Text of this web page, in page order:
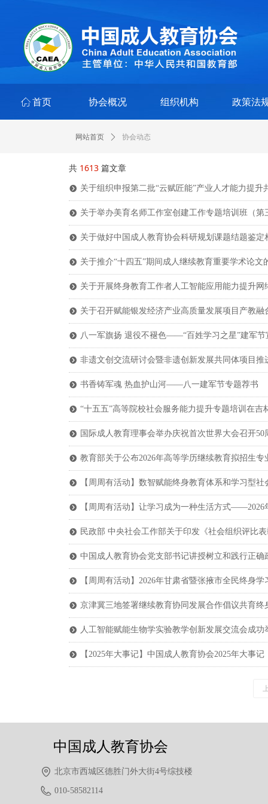
ꀇ 首页 协会概况 组织机构 政策法
网站首页 ꄲ 协会动态
共 1613 篇文章
뀹 关于组织申报第二批“云赋匠能”产业人才能力提升
뀹 关于举办美育名师工作室创建工作专题培训班（第
뀹 关于做好中国成人教育协会科研规划课题结题鉴定
뀹 关于推介“十四五”期间成人继续教育重要学术论文
뀹 关于开展终身教育工作者人工智能应用能力提升网
뀹 关于召开赋能银发经济产业高质量发展项目产教
뀹 八一军旗扬 退役不褪色——“百姓学习之星”建军节
뀹 非遗文创交流研讨会暨非遗创新发展共同体项目推
뀹 书香铸军魂 热血护山河——八一建军节专题荐书
뀹 “十五五”高等院校社会服务能力提升专题培训在吉
뀹 国际成人教育理事会举办庆祝首次世界大会召开50
뀹 教育部关于公布2026年高等学历继续教育拟招生
뀹 【周周有活动】数智赋能终身教育体系和学习型
뀹 【周周有活动】让学习成为一种生活方式
뀹 民政部 中央社会工作部关于印发《社会组织评比
뀹 中国成人教育协会党支部书记讲授树立和践行正确
뀹 【周周有活动】2026年甘肃省暨张掖市全民终身
뀹 京津冀三地签署继续教育协同发展合作倡议共育终
뀹 人工智能赋能生物学实验教学创新发展交流会成功
뀹 【2025年大事记】中国成人教育协会2025年大事记
北京市西城区德胜门外大街4号综技楼
010-58582114
中国成人教育协会